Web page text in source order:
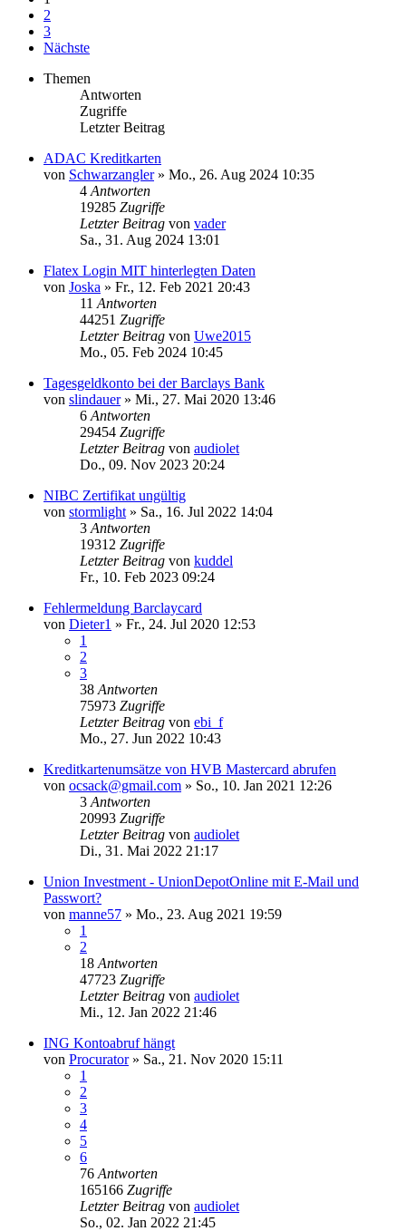
2
3
Nächste
Themen
Antworten
Zugriffe
Letzter Beitrag
ADAC Kreditkarten
von Schwarzangler» Mo., 26. Aug 2024 10:35
4 Antworten
19285 Zugriffe
Letzter Beitrag von vader
Sa., 31. Aug 2024 13:01
Flatex Login MIT hinterlegten Daten
von Joska » Fr., 12. Feb 2021 20:43
11 Antworten
44251 Zugriffe
Letzter Beitrag von Uwe2015
Mo., 05. Feb 2024 10:45
Tagesgeldkonto bei der Barclays Bank
von slindauer» Mi., 27. Mai 2020 13:46
6 Antworten
29454 Zugriffe
Letzter Beitrag von audiolet
Do., 09. Nov 2023 20:24
NIBC Zertifikat ungültig
von stormlight » Sa., 16. Jul 2022 14:04
3 Antworten
19312 Zugriffe
Letzter Beitrag von kuddel
Fr., 10. Feb 2023 09:24
Fehlermeldung Barclaycard
von Dieter1 » Fr., 24. Jul 2020 12:53
1
2
3
38 Antworten
75973 Zugriffe
Letzter Beitrag von ebi_f
Mo., 27. Jun 2022 10:43
Kreditkartenumsätze von HVB Mastercard abrufen
von ocsack@gmail.com » So., 10. Jan 2021 12:26
3 Antworten
20993 Zugriffe
Letzter Beitrag von audiolet
Di., 31. Mai 2022 21:17
Union Investment - UnionDepotOnline mit E-Mail und
Passwort?
von manne57 » Mo., 23. Aug 2021 19:59
1
2
18 Antworten
47723 Zugriffe
Letzter Beitrag von audiolet
Mi., 12. Jan 2022 21:46
ING Kontoabruf hängt
von Procurator» Sa., 21. Nov 2020 15:11
1
2
3
4
5
6
76 Antworten
165166 Zugriffe
Letzter Beitrag von audiolet
So., 02. Jan 2022 21:45